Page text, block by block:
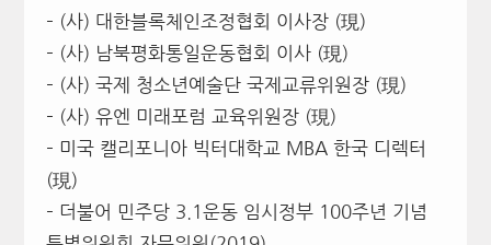
– (사) 대한블록체인조정협회 이사장 (現)
– (사) 남북평화통일운동협회 이사 (現)
– (사) 국제 청소년예술단 국제교류위원장 (現)
– (사) 유엔 미래포럼 교육위원장 (現)
– 미국 캘리포니아 빅터대학교 MBA 한국 디렉터
(現)
– 더불어 민주당 3.1운동 임시정부 100주년 기념